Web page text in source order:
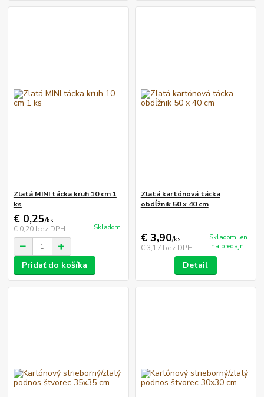
Zlatá MINI tácka kruh 10 cm 1
ks
€ 0,25/ks
€ 0,20 bez DPH Skladom
Pridať do košíka
Zlatá kartónová tácka
obdĺžnik 50 x 40 cm
€ 3,90/ks
€ 3,17 bez DPH
Skladom len
na predajni
Detail